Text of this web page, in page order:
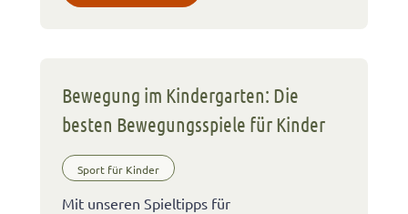
Bewegung im Kindergarten: Die
besten Bewegungsspiele für Kinder
Sport für Kinder
Mit unseren Spieltipps für